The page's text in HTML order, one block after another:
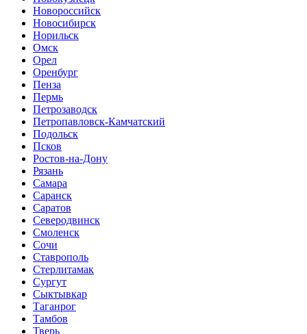
Новороссийск
Новосибирск
Норильск
Омск
Орел
Оренбург
Пенза
Пермь
Петрозаводск
Петропавловск-Камчатский
Подольск
Псков
Ростов-на-Дону
Рязань
Самара
Саранск
Саратов
Северодвинск
Смоленск
Сочи
Ставрополь
Стерлитамак
Сургут
Сыктывкар
Таганрог
Тамбов
Тверь